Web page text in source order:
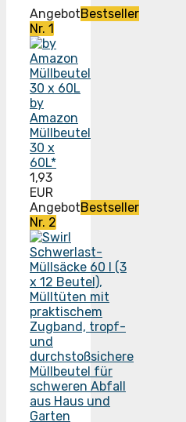
AngebotBestseller
Nr. 1
by
Amazon
Müllbeutel
30 x
60L*
1,93
EUR
AngebotBestseller
Nr. 2